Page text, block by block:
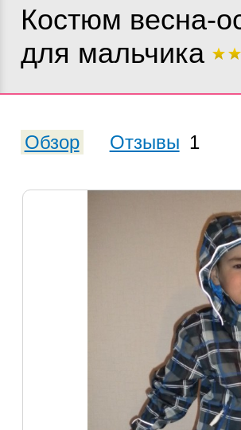
Костюм весна-
для мальчика
Обзор Отзывы 1